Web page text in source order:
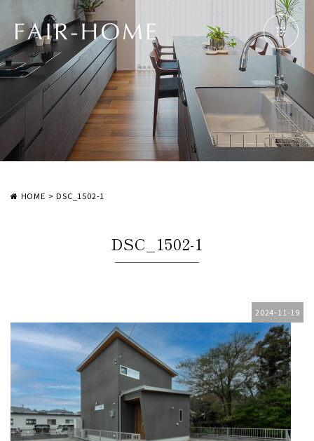
HOME >DSC_1502-1
DSC_1502-1
2024-11-19